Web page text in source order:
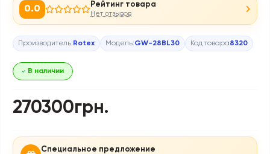
0.0 Рейтинг товара
Нет отзывов
Производитель: Rotex Модель:GW-28BL30 Код товара8320
В наличии
270300грн.
Специальное предложение